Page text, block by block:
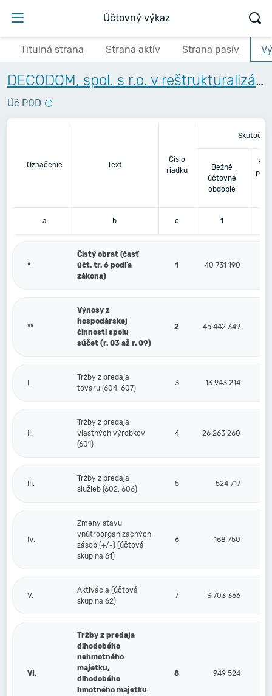
Účtovný výkaz
Titulná strana Strana aktív Strana pasív
DECODOM, spol. s r.o. v reštrukturalizácii
Úč POD
Označenie Text
Číslo
riadku
Bežné
účtovné
obdobie
a b c 1
*
Čistý obrat (časť
účt. tr. 6 podľa
zákona)
1 40 731 190
**
Výnosy z
hospodárskej
činnosti spolu
súčet (r. 03 až r. 09)
2 45 442 349
I.
Tržby z predaja
tovaru (604, 607)
3 13 943 214
II.
Tržby z predaja
vlastných výrobkov
(601)
4 26 263 260
III.
Tržby z predaja
služieb (602, 606)
5 524 717
IV.
Zmeny stavu
vnútroorganizačných
zásob (+/-) (účtová
skupina 61)
6 -168 750
V.
Aktivácia (účtová
skupina 62)
7 3 703 366
VI.
Tržby z predaja
dlhodobého
nehmotného
majetku,
dlhodobého
hmotného majetku
8 949 524